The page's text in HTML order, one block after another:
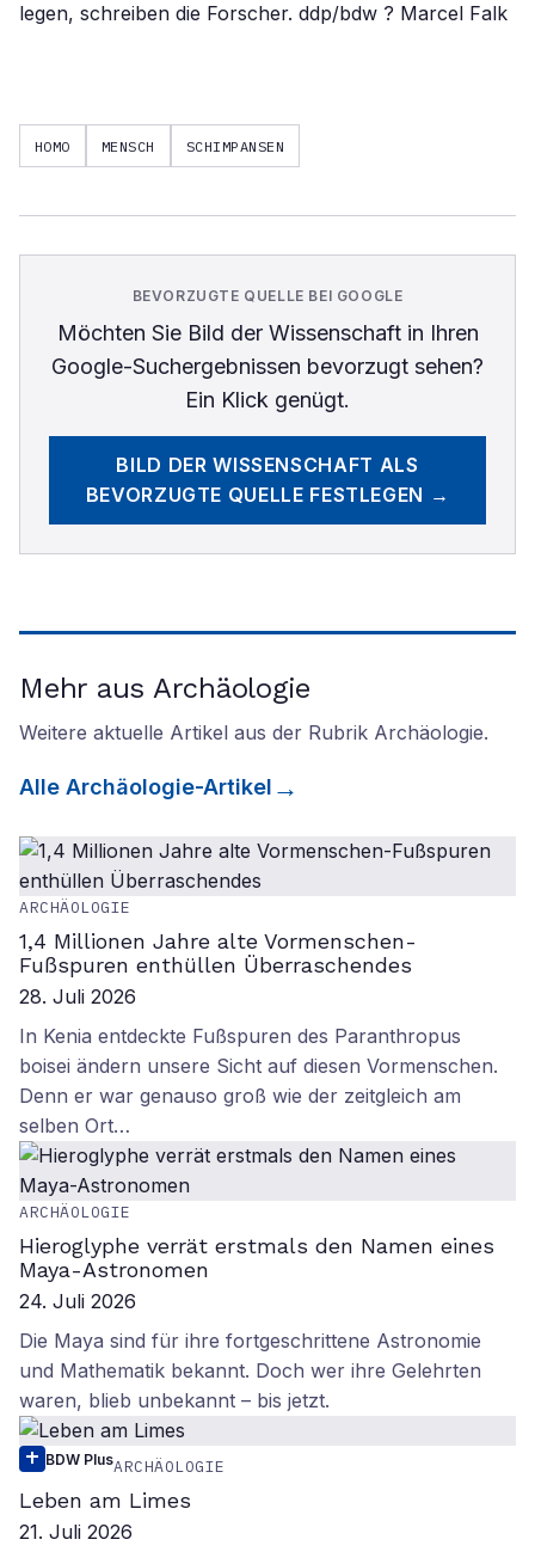
legen, schreiben die Forscher. ddp/bdw ? Marcel Falk
HOMO MENSCH SCHIMPANSEN
BEVORZUGTE QUELLE BEI GOOGLE
Möchten Sie Bild der Wissenschaftin Ihren
Google-Suchergebnissen bevorzugt sehen?
Ein Klick genügt.
BILD DER WISSENSCHAFT ALS
BEVORZUGTE QUELLE FESTLEGEN →
Mehr aus Archäologie
Weitere aktuelle Artikel aus der Rubrik Archäologie.
Alle Archäologie-Artikel
ARCHÄOLOGIE
1,4 Millionen Jahre alte Vormenschen-
Fußspuren enthüllen Überraschendes
28. Juli 2026
In Kenia entdeckte Fußspuren des Paranthropus
boisei ändern unsere Sicht auf diesen Vormenschen.
Denn er war genauso groß wie der zeitgleich am
selben Ort…
ARCHÄOLOGIE
Hieroglyphe verrät erstmals den Namen eines
Maya-Astronomen
24. Juli 2026
Die Maya sind für ihre fortgeschrittene Astronomie
und Mathematik bekannt. Doch wer ihre Gelehrten
waren, blieb unbekannt – bis jetzt.
BDW PlusARCHÄOLOGIE
Leben am Limes
21. Juli 2026